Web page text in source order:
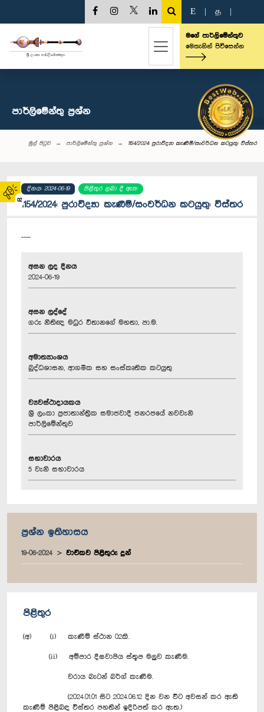
02
E த
මගේ පාර්ලිමේන්තුව
මෙතැනින් පිවිසෙන්න
පාර්ලි‌මේන්තු‌ ප්‍රශ්න
මුල් පිටුව පාර්ලි‌මේන්තු‌ ප්‍රශ්න 1154/2024: පුරාවිද්‍යා කැණීම්/සංවර්ධන කටයුතු: විස්තර
දිනය: 2024-06-19 පිළිතුර ලබා දී ඇත
1154/2024: පුරාවිද්‍යා කැණීම්/සංවර්ධන කටයුතු: විස්තර
----
අසන ලද දිනය
2024-06-19
අසන ලද්දේ
ගරු නීතිඥ මධුර විතානගේ මහතා, පා.ම.
අමාත්‍යාංශය
බුද්ධශාසන, ආගමික සහ සංස්කෘතික කටයුතු
ව්‍යවස්ථාදායකය
ශ්‍රී ලංකා ප්‍රජාතාන්ත්‍රික සමාජවාදී ජනරජයේ නවවැනි
පාර්ලිමේන්තුව
සභාවාරය
5 වැනි සභාවාරය
ප්‍රශ්න ඉතිහාසය
19-06-2024 වාචිකව පිළිතුරු දුන්
පිළිතුර
(අ) (i) කැණීම් ස්ථාන 02කි.
(ii) අම්පාර දීඝවාපිය ස්තූප මලුව කැණීම.
වරාය බැටන් බර්ග් කැණීම.
(2024.01.01 සිට 2024.06.12 දින වන විට අවසන් කර ඇති
කැණීම් පිළිබඳ විස්තර පහතින් ඉදිරිපත් කර ඇත.)